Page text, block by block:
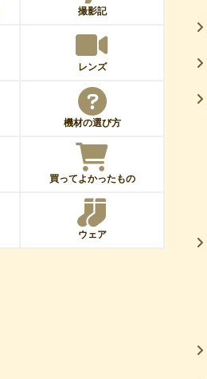
撮影記
レンズ
機材の選び方
買ってよかったもの
ウェア